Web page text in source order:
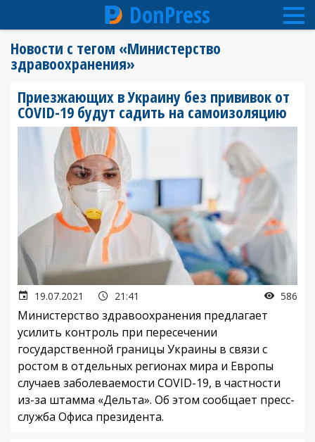
основному
содержанию
DonPress
Новости с тегом «Министерство
здравоохранения»
Приезжающих в Украину без прививок от
COVID-19 будут садить на самоизоляцию
19.07.2021 21:41 586
Министерство здравоохранения предлагает
усилить контроль при пересечении
государственной границы Украины в связи с
ростом в отдельных регионах мира и Европы
случаев заболеваемости COVID-19, в частности
из-за штамма «Дельта». Об этом сообщает пресс-
служба Офиса президента.